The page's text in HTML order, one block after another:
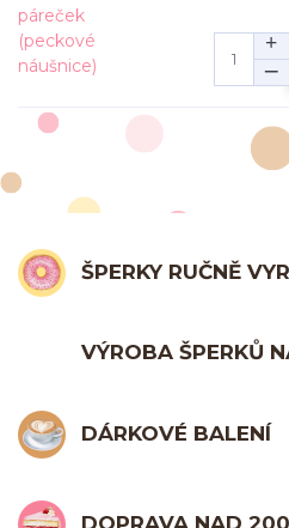
ŠPERKY RUČNĚ
VÝROBA ŠPERKŮ
DÁRKOVÉ BALENÍ
DOPRAVA NAD